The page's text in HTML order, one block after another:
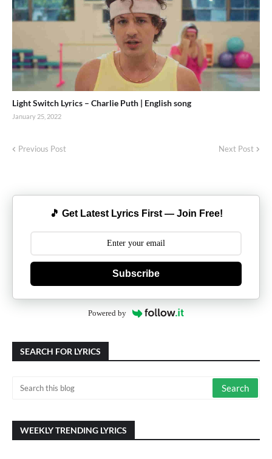
Light Switch Lyrics – Charlie Puth | English song
January 25, 2022
Previous Post Next Post
🎵 Get Latest Lyrics First — Join Free!
Subscribe
Powered by
SEARCH FOR LYRICS
WEEKLY TRENDING LYRICS